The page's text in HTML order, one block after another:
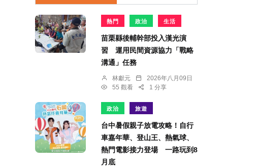
熱門 政治 生活
苗栗縣後輔幹部投入漢光演
習 運用民間資源協力「戰略
溝通」任務
林獻元
2026年八月09日
55 觀看
1 分享
政治 旅遊
台中暑假親子放電攻略！自行
車嘉年華、登山王、熱氣球、
熱門電影接力登場 一路玩到8
月底